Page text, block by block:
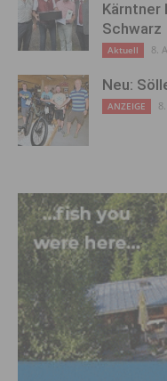
Kärntner
Schwarz
Aktuell 8.
Neu:
ANZEIGE